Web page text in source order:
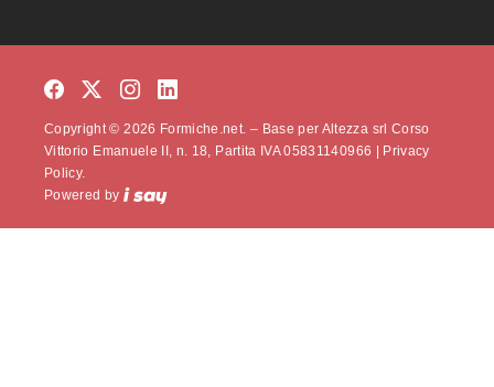
Copyright © 2026 Formiche.net. – Base per Altezza srl Corso
Vittorio Emanuele II, n. 18, Partita IVA 05831140966 | Privacy
Policy.
Powered by